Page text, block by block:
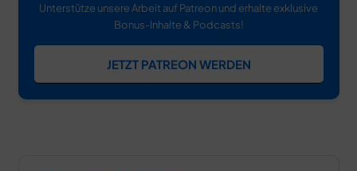
Unterstütze unsere Arbeit auf Patreon und erhalte exklusive
Bonus-Inhalte & Podcasts!
JETZT PATREON WERDEN